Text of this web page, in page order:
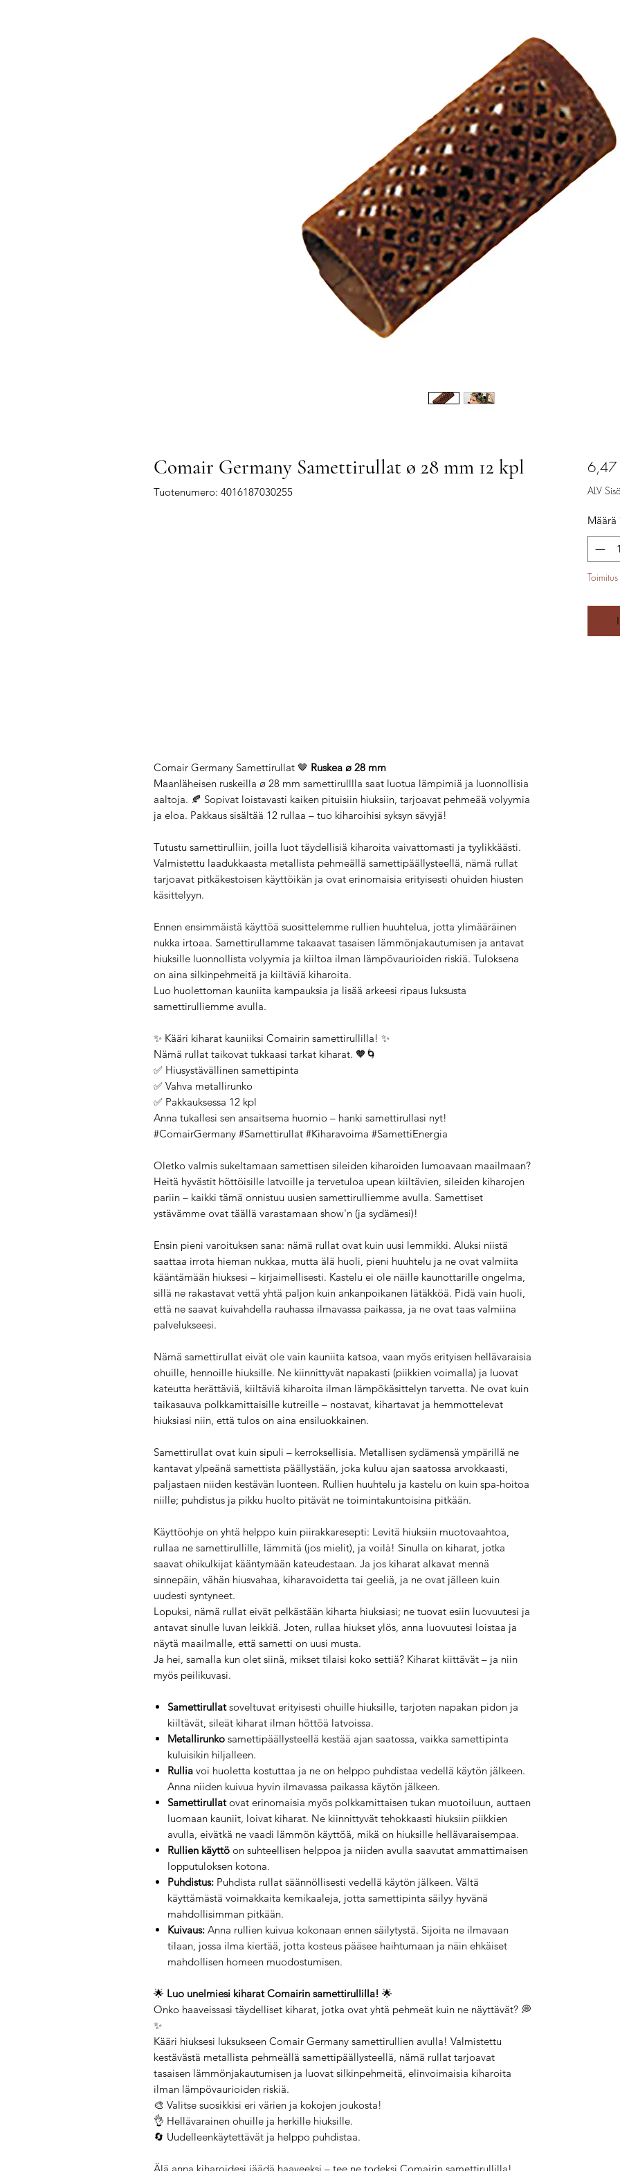
Comair Germany Samettirullat ø 28 mm 12 kpl
Tuotenumero: 4016187030255
Comair Germany Samettirullat 🤎 Ruskea ø 28 mm
Maanläheisen ruskeilla ø 28 mm samettirulllla saat luotua lämpimiä ja luonnollisia
aaltoja. 🍂 Sopivat loistavasti kaiken pituisiin hiuksiin, tarjoavat pehmeää volyymia
ja eloa. Pakkaus sisältää 12 rullaa – tuo kiharoihisi syksyn sävyjä!
Tutustu samettirulliin, joilla luot täydellisiä kiharoita vaivattomasti ja tyylikkäästi.
Valmistettu laadukkaasta metallista pehmeällä samettipäällysteellä, nämä rullat
tarjoavat pitkäkestoisen käyttöikän ja ovat erinomaisia erityisesti ohuiden hiusten
käsittelyyn.
Ennen ensimmäistä käyttöä suosittelemme rullien huuhtelua, jotta ylimääräinen
nukka irtoaa. Samettirullamme takaavat tasaisen lämmönjakautumisen ja antavat
hiuksille luonnollista volyymia ja kiiltoa ilman lämpövaurioiden riskiä. Tuloksena
on aina silkinpehmeitä ja kiiltäviä kiharoita.
Luo huolettoman kauniita kampauksia ja lisää arkeesi ripaus luksusta
samettirulliemme avulla.
✨ Kääri kiharat kauniiksi Comairin samettirullilla! ✨
Nämä rullat taikovat tukkaasi tarkat kiharat. 🧡🌀
✅ Hiusystävällinen samettipinta
✅ Vahva metallirunko
✅ Pakkauksessa 12 kpl
Anna tukallesi sen ansaitsema huomio – hanki samettirullasi nyt!
#ComairGermany #Samettirullat #Kiharavoima #SamettiEnergia
Oletko valmis sukeltamaan samettisen sileiden kiharoiden lumoavaan maailmaan?
Heitä hyvästit höttöisille latvoille ja tervetuloa upean kiiltävien, sileiden kiharojen
pariin – kaikki tämä onnistuu uusien samettirulliemme avulla. Samettiset
ystävämme ovat täällä varastamaan show'n (ja sydämesi)!
Ensin pieni varoituksen sana: nämä rullat ovat kuin uusi lemmikki. Aluksi niistä
saattaa irrota hieman nukkaa, mutta älä huoli, pieni huuhtelu ja ne ovat valmiita
kääntämään hiuksesi – kirjaimellisesti. Kastelu ei ole näille kaunottarille ongelma,
sillä ne rakastavat vettä yhtä paljon kuin ankanpoikanen lätäkköä. Pidä vain huoli,
että ne saavat kuivahdella rauhassa ilmavassa paikassa, ja ne ovat taas valmiina
palvelukseesi.
Nämä samettirullat eivät ole vain kauniita katsoa, vaan myös erityisen hellävaraisia
ohuille, hennoille hiuksille. Ne kiinnittyvät napakasti (piikkien voimalla) ja luovat
kateutta herättäviä, kiiltäviä kiharoita ilman lämpökäsittelyn tarvetta. Ne ovat kuin
taikasauva polkkamittaisille kutreille – nostavat, kihartavat ja hemmottelevat
hiuksiasi niin, että tulos on aina ensiluokkainen.
Samettirullat ovat kuin sipuli – kerroksellisia. Metallisen sydämensä ympärillä ne
kantavat ylpeänä samettista päällystään, joka kuluu ajan saatossa arvokkaasti,
paljastaen niiden kestävän luonteen. Rullien huuhtelu ja kastelu on kuin spa-hoitoa
niille; puhdistus ja pikku huolto pitävät ne toimintakuntoisina pitkään.
Käyttöohje on yhtä helppo kuin piirakkaresepti: Levitä hiuksiin muotovaahtoa,
rullaa ne samettirullille, lämmitä (jos mielit), ja voilà! Sinulla on kiharat, jotka
saavat ohikulkijat kääntymään kateudestaan. Ja jos kiharat alkavat mennä
sinnepäin, vähän hiusvahaa, kiharavoidetta tai geeliä, ja ne ovat jälleen kuin
uudesti syntyneet.
Lopuksi, nämä rullat eivät pelkästään kiharta hiuksiasi; ne tuovat esiin luovuutesi ja
antavat sinulle luvan leikkiä. Joten, rullaa hiukset ylös, anna luovuutesi loistaa ja
näytä maailmalle, että sametti on uusi musta.
Ja hei, samalla kun olet siinä, mikset tilaisi koko settiä? Kiharat kiittävät – ja niin
myös peilikuvasi.
Samettirullatsoveltuvat erityisesti ohuille hiuksille, tarjoten napakan pidon ja
kiiltävät, sileät kiharat ilman höttöä latvoissa.
Metallirunko samettipäällysteellä kestää ajan saatossa, vaikka samettipinta
kuluisikin hiljalleen.
Rullia voi huoletta kostuttaa ja ne on helppo puhdistaa vedellä käytön jälkeen.
Anna niiden kuivua hyvin ilmavassa paikassa käytön jälkeen.
Samettirullatovat erinomaisia myös polkkamittaisen tukan muotoiluun, auttaen
luomaan kauniit, loivat kiharat. Ne kiinnittyvät tehokkaasti hiuksiin piikkien
avulla, eivätkä ne vaadi lämmön käyttöä, mikä on hiuksille hellävaraisempaa.
Rullien käyttö on suhteellisen helppoa ja niiden avulla saavutat ammattimaisen
lopputuloksen kotona.
Puhdistus: Puhdista rullat säännöllisesti vedellä käytön jälkeen. Vältä
käyttämästä voimakkaita kemikaaleja, jotta samettipinta säilyy hyvänä
mahdollisimman pitkään.
Kuivaus: Anna rullien kuivua kokonaan ennen säilytystä. Sijoita ne ilmavaan
tilaan, jossa ilma kiertää, jotta kosteus pääsee haihtumaan ja näin ehkäiset
mahdollisen homeen muodostumisen.
🌟 Luo unelmiesi kiharat Comairin samettirullilla! 🌟
Onko haaveissasi täydelliset kiharat, jotka ovat yhtä pehmeät kuin ne näyttävät? 💭
✨
Kääri hiuksesi luksukseen Comair Germany samettirullien avulla! Valmistettu
kestävästä metallista pehmeällä samettipäällysteellä, nämä rullat tarjoavat
tasaisen lämmönjakautumisen ja luovat silkinpehmeitä, elinvoimaisia kiharoita
ilman lämpövaurioiden riskiä.
🎨 Valitse suosikkisi eri värien ja kokojen joukosta!
👌 Hellävarainen ohuille ja herkille hiuksille.
🔄 Uudelleenkäytettävät ja helppo puhdistaa.
Älä anna kiharoidesi jäädä haaveeksi – tee ne todeksi Comairin samettirullilla!
6,47
ALV
Määrä